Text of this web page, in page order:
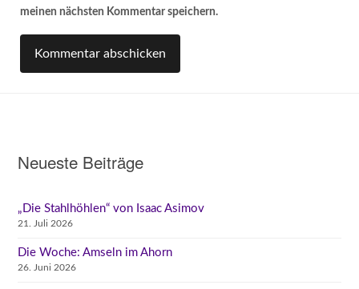
meinen nächsten Kommentar speichern.
Neueste Beiträge
„Die Stahlhöhlen“ von Isaac Asimov
21. Juli 2026
Die Woche: Amseln im Ahorn
26. Juni 2026